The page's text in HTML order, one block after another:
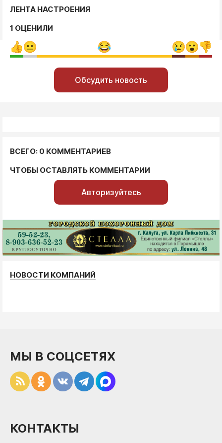
ЛЕНТА НАСТРОЕНИЯ
1 ОЦЕНИЛИ
Обсудить новость
ВСЕГО: 0 КОММЕНТАРИЕВ
ЧТОБЫ ОСТАВЛЯТЬ КОММЕНТАРИИ
Авторизуйтесь
НОВОСТИ КОМПАНИЙ
МЫ В СОЦСЕТЯХ
КОНТАКТЫ